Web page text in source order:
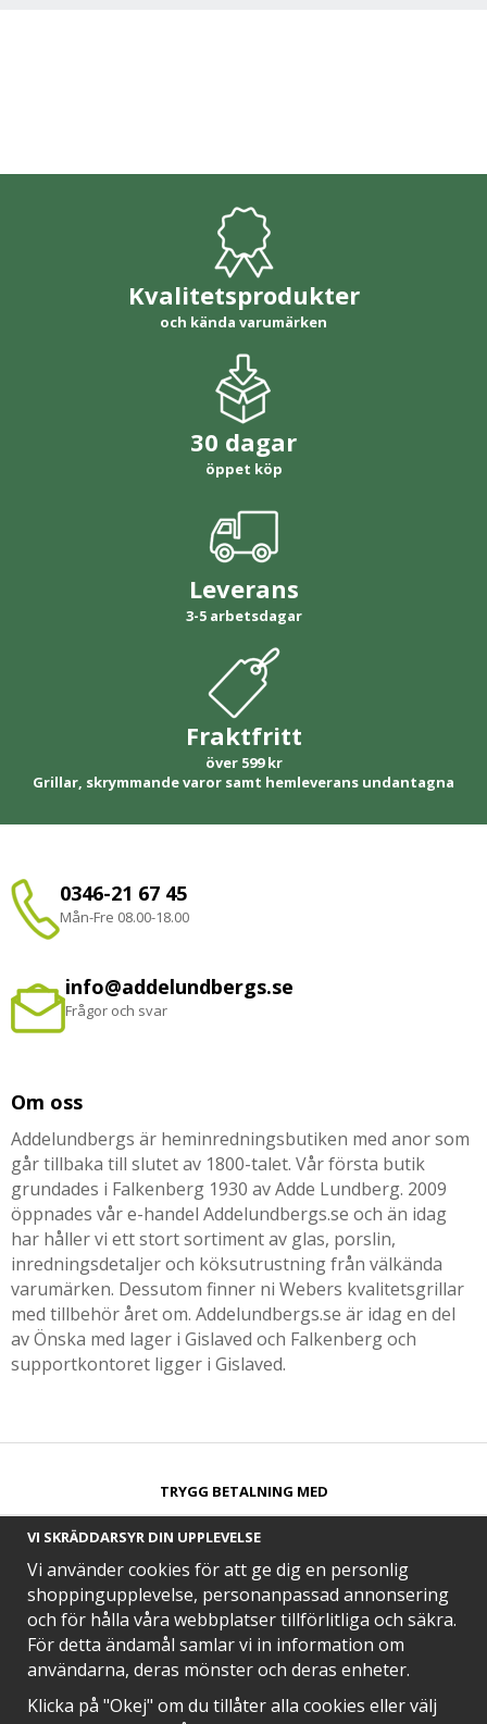
Kvalitetsprodukter
och kända varumärken
30 dagar
öppet köp
Leverans
3-5 arbetsdagar
Fraktfritt
över 599 kr
Grillar, skrymmande varor samt hemleverans undantagna
0346-21 67 45
Mån-Fre 08.00-18.00
info@addelundbergs.se
Frågor och svar
Om oss
Addelundbergs är heminredningsbutiken med anor som
går tillbaka till slutet av 1800-talet. Vår första butik
grundades i Falkenberg 1930 av Adde Lundberg. 2009
öppnades vår e-handel Addelundbergs.se och än idag
har håller vi ett stort sortiment av glas, porslin,
inredningsdetaljer och köksutrustning från välkända
varumärken. Dessutom finner ni Webers kvalitetsgrillar
med tillbehör året om. Addelundbergs.se är idag en del
av Önska med lager i Gislaved och Falkenberg och
supportkontoret ligger i Gislaved.
TRYGG BETALNING MED​
SNABB LEVERANS MED
VI SKRÄDDARSYR DIN UPPLEVELSE
Vi använder cookies för att ge dig en personlig
shoppingupplevelse, personanpassad annonsering
och för hålla våra webbplatser tillförlitliga och säkra.
För detta ändamål samlar vi in information om
användarna, deras mönster och deras enheter.
Klicka på "Okej" om du tillåter alla cookies eller välj